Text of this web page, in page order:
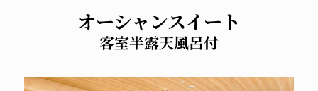
オーシャンスイート
客室半露天風呂付